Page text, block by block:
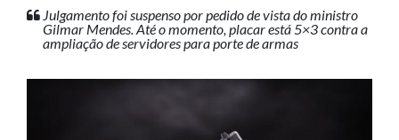
Julgamento foi suspenso por pedido de vista do ministro
Gilmar Mendes. Até o momento, placar está 5×3 contra a
ampliação de servidores para porte de armas